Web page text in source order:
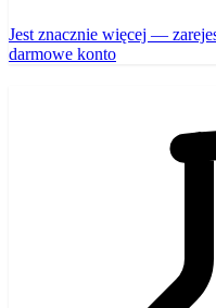
Jest znacznie więcej —
darmowe konto